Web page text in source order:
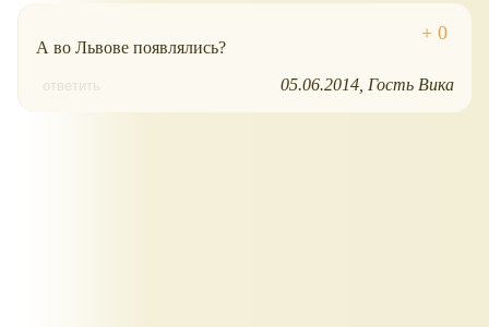
А во Львове появлялись?
ответить 05.06.2014 Гость Вика